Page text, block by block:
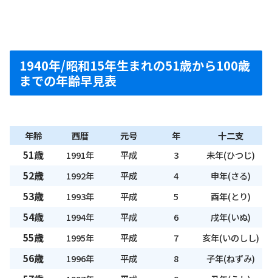
1940年/昭和15年生まれの51歳から100歳
までの年齢早見表
年齢 西暦 元号 年 十二支
51歳 1991年 平成 3 未年(ひつじ)
52歳 1992年 平成 4 申年(さる)
53歳 1993年 平成 5 酉年(とり)
54歳 1994年 平成 6 戌年(いぬ)
55歳 1995年 平成 7 亥年(いのしし)
56歳 1996年 平成 8 子年(ねずみ)